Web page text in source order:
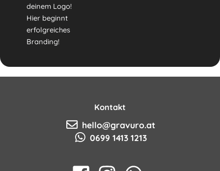
deinem Logo!
Hier beginnt
erfolgreiches
Branding!
Kontakt
hello@gravuro.at
0699 1413 1213